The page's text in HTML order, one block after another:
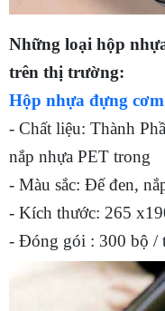
Những loại hộp
trên thị trường:
Hộp nhựa đựng
- Chất liệu: Thành
nắp nhựa PET trong
- Màu sắc: Đế đen,
- Kích thước: 265
- Đóng gói : 300 bộ /